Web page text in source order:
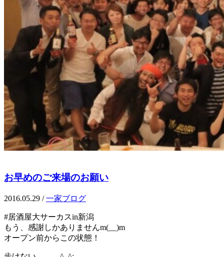
お早めのご来場のお願い
2016.05.29 /一家ブログ
#居酒屋大サーカスin新潟
もう、感謝しかありませんm(__)m
オープン前からこの状態！